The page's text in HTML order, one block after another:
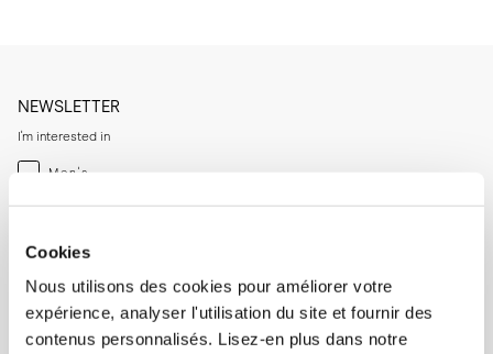
Cookies
Nous utilisons des cookies pour améliorer votre
expérience, analyser l'utilisation du site et fournir des
contenus personnalisés. Lisez-en plus dans notre
NEWSLETTER
I'm interested in
Menswear
Men's
Women's
Both
Enter your email adress